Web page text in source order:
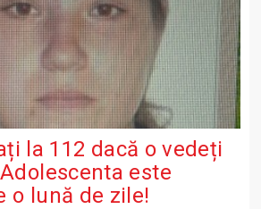
la 112 dacă o vedeți
este
o lună de zile!